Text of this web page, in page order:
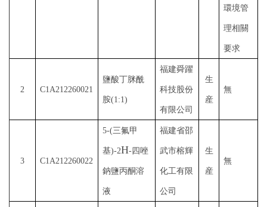
環境管
理相關
要求
2 C1A212260021
鹽酸丁脒酰
胺(1:1)
福建舜躍
科技股份
有限公司
生
産
無
3 C1A212260022
5-(三氟甲
基)-2H-四唑
鈉鹽丙酮溶
液
福建省邵
武市榕輝
化工有限
公司
生
産
無